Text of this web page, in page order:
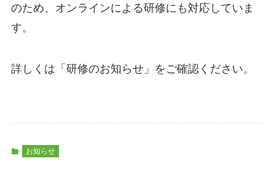
のため、オンラインによる研修にも対応していま
す。
詳しくは「研修のお知らせ」をご確認ください。
お知らせ